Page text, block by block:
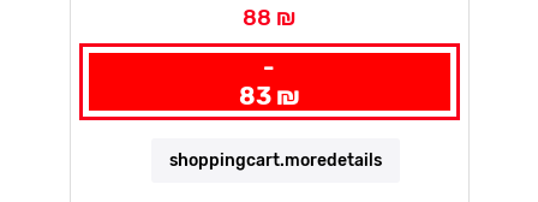
88 ₪
-
83 ₪
shoppingcart.moredetails